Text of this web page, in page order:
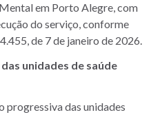
em Porto Alegre, com
do serviço, conforme
de 7 de janeiro de 2026.
unidades de saúde
progressiva das unidades